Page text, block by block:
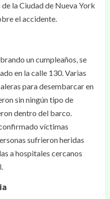
la Ciudad de Nueva York
el accidente.
un cumpleaños, se
en la calle 130. Varias
para desembarcar en
sin ningún tipo de
dentro del barco.
víctimas
sufrieron heridas
a hospitales cercanos